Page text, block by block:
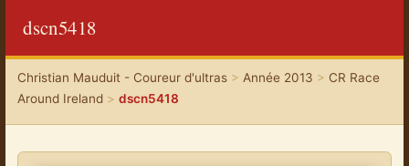
dscn5418
Christian Mauduit - Coureur d'ultras> Année 2013 > CR Race
Around Ireland> dscn5418